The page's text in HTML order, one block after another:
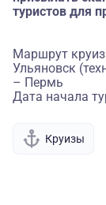
туристов для
Маршрут
Ульяновск
– Пермь
Дата начала
Круизы